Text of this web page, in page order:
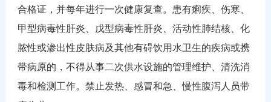
合格证，并每年进行一次健康复查。患有痢疾、伤寒、
甲型病毒性肝炎、戊型病毒性肝炎、活动性肺结核、化
脓性或渗出性皮肤病及其他有碍饮用水卫生的疾病或携
带病原的，不得从事二次供水设施的管理维护、清洗消
毒和检测工作。禁止发热、感冒和急、慢性腹泻人员带